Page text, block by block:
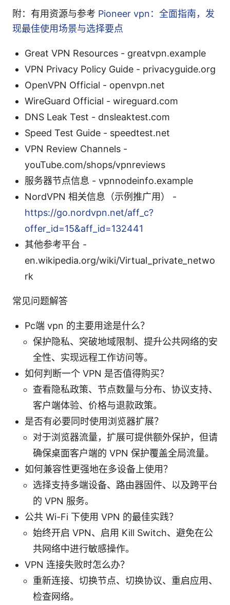
附：有用资源与参考 Pioneer vpn：全面指南，发
现最佳使用场景与选择要点
Great VPN Resources - greatvpn.example
VPN Privacy Policy Guide - privacyguide.org
OpenVPN Official - openvpn.net
WireGuard Official - wireguard.com
DNS Leak Test - dnsleaktest.com
Speed Test Guide - speedtest.net
VPN Review Channels -
youTube.com/shops/vpnreviews
服务器节点信息 - vpnnodeinfo.example
NordVPN 相关信息（示例推广用） -
https://go.nordvpn.net/aff_c?
offer_id=15&aff_id=132441
其他参考平台 -
en.wikipedia.org/wiki/Virtual_private_netwo
rk
常见问题解答
Pc端 vpn 的主要用途是什么？
保护隐私、突破地域限制、提升公共网络的安
全性、实现远程工作访问等。
如何判断一个 VPN 是否值得购买？
查看隐私政策、节点数量与分布、协议支持、
客户端体验、价格与退款政策。
是否有必要同时使用浏览器扩展？
对于浏览器流量，扩展可提供额外保护，但请
确保桌面客户端的 VPN 保护覆盖全局流量。
如何兼容性更强地在多设备上使用？
选择支持多端设备、路由器固件、以及跨平台
的 VPN 服务。
公共 Wi-Fi 下使用 VPN 的最佳实践？
始终开启 VPN、启用 Kill Switch、避免在公
共网络中进行敏感操作。
VPN 连接失败时怎么办？
重新连接、切换节点、切换协议、重启应用、
检查网络。